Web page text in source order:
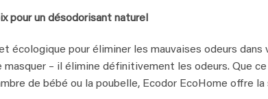
pour un désodorisant naturel
écologique pour éliminer les mauvaises odeurs
– il élimine définitivement les odeurs. Que
de bébé ou la poubelle, Ecodor EcoHome offre